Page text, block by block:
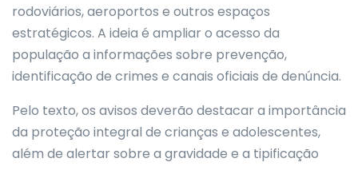
rodoviários, aeroportos e outros espaços
estratégicos. A ideia é ampliar o acesso da
população a informações sobre prevenção,
identificação de crimes e canais oficiais de denúncia.
Pelo texto, os avisos deverão destacar a importância
da proteção integral de crianças e adolescentes,
além de alertar sobre a gravidade e a tipificação